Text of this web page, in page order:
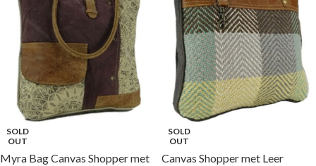
SOLD
OUT
Myra Bag Canvas Shopper met
SOLD
OUT
Canvas Shopper met Leer